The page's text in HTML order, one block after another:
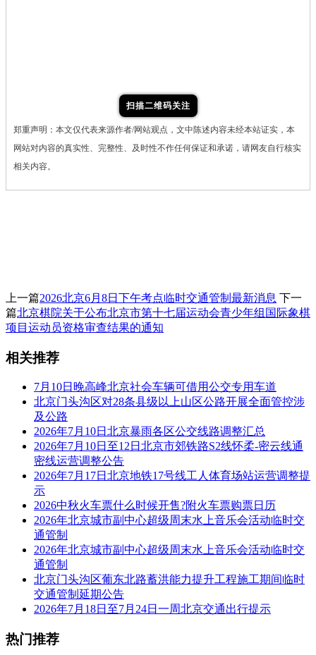
扫描二维码关注
郑重声明：本文仅代表来源作者/网站观点，文中陈述内容未经本站证实，本
网站对内容的真实性、完整性、及时性不作任何保证和承诺，请网友自行核实
相关内容。
上一篇2026北京6月8日下午考点临时交通管制最新消息 下一
篇北京棋院关于公布北京市第十七届运动会青少年组国际象棋
项目运动员资格审查结果的通知
相关推荐
7月10日晚高峰北京社会车辆可借用公交专用车道
北京门头沟区对28条县级以上山区公路开展全面管控涉
及公路
2026年7月10日北京暴雨各区公交线路调整汇总
2026年7月10日至12日北京市郊铁路S2线怀柔-密云线通
密线运营调整公告
2026年7月17日北京地铁17号线工人体育场站运营调整提
示
2026中秋火车票什么时候开售?附火车票购票日历
2026年北京城市副中心超级周末水上音乐会活动临时交
通管制
2026年北京城市副中心超级周末水上音乐会活动临时交
通管制
北京门头沟区葡东北路蓄洪能力提升工程施工期间临时
交通管制延期公告
2026年7月18日至7月24日一周北京交通出行提示
热门推荐